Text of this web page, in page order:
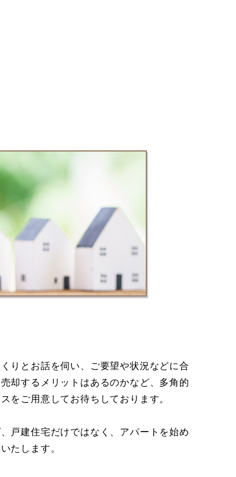
りとお話を伺い、ご要望や状況などに合
却するメリットはあるのかなど、多角的
をご用意してお待ちしております。
戸建住宅だけではなく、アパートを始め
たします。